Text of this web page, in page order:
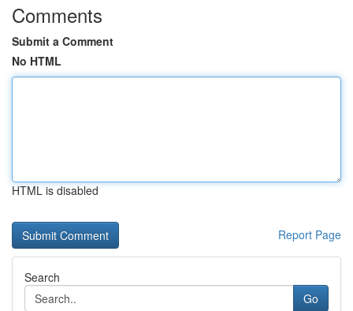
Comments
Submit a Comment
No HTML
HTML is disabled
Report Page
Search
Go